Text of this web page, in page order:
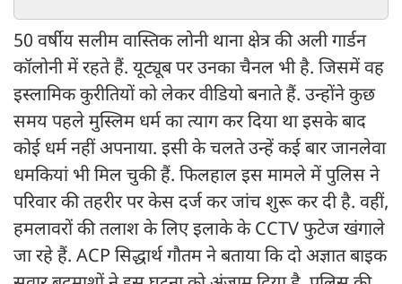
50 वर्षीय सलीम वास्तिक लोनी थाना क्षेत्र की अली गार्डन
कॉलोनी में रहते हैं. यूट्यूब पर उनका चैनल भी है. जिसमें वह
इस्लामिक कुरीतियों को लेकर वीडियो बनाते हैं. उन्होंने कुछ
समय पहले मुस्लिम धर्म का त्याग कर दिया था इसके बाद
कोई धर्म नहीं अपनाया. इसी के चलते उन्हें कई बार जानलेवा
धमकियां भी मिल चुकी हैं. फिलहाल इस मामले में पुलिस ने
परिवार की तहरीर पर केस दर्ज कर जांच शुरू कर दी है. वहीं,
हमलावरों की तलाश के लिए इलाके के CCTV फुटेज खंगाले
जा रहे हैं. ACP सिद्धार्थ गौतम ने बताया कि दो अज्ञात बाइक